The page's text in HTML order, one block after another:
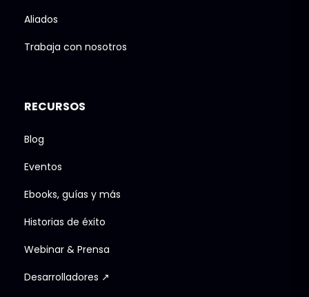
Aliados
Trabaja con nosotros
RECURSOS
Blog
Eventos
Ebooks, guías y más
Historias de éxito
Webinar & Prensa
Desarrolladores ↗